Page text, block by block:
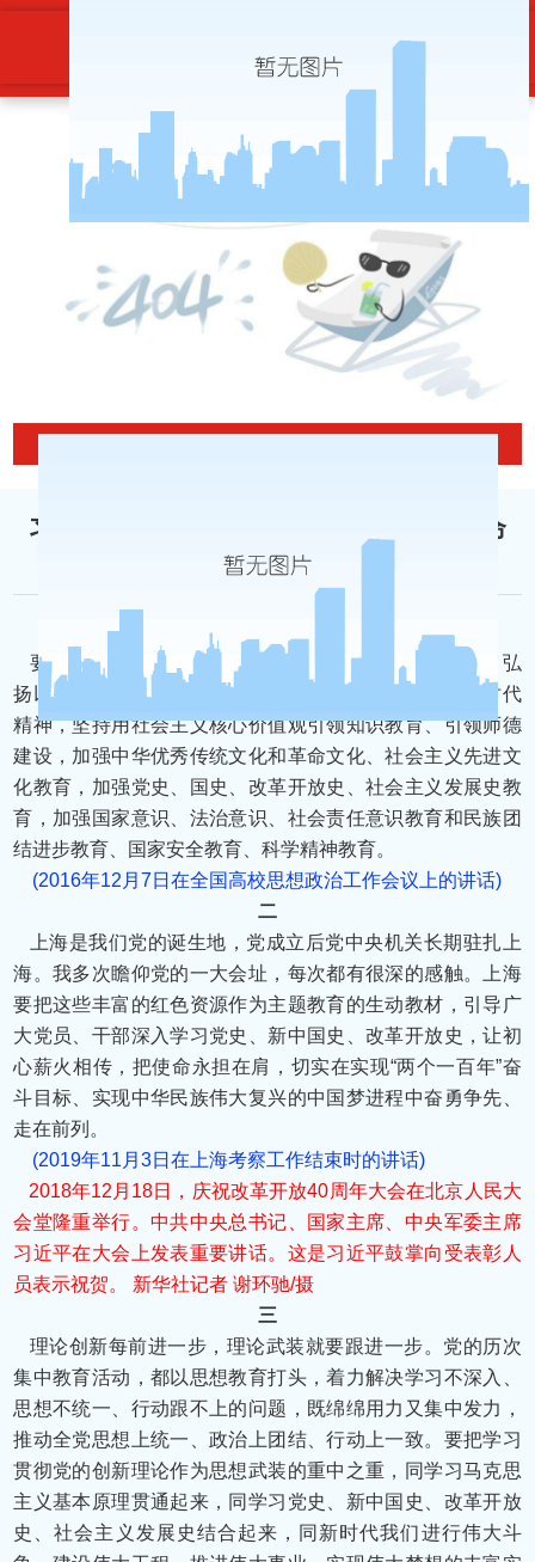
担使命-博天堂ag旗舰
习近平：学好“四史”，永葆初心、永担使命
来源：求是网 时间：2021-06-01 浏览量：22016
要把社会主义核心价值观贯穿于高校办学育人全过程，弘
扬以爱国主义为核心的民族精神和以改革创新为核心的时代
精神，坚持用社会主义核心价值观引领知识教育、引领师德
建设，加强中华优秀传统文化和革命文化、社会主义先进文
化教育，加强党史、国史、改革开放史、社会主义发展史教
育，加强国家意识、法治意识、社会责任意识教育和民族团
结进步教育、国家安全教育、科学精神教育。
(2016年12月7日在全国高校思想政治工作会议上的讲话)
二
上海是我们党的诞生地，党成立后党中央机关长期驻扎上
海。我多次瞻仰党的一大会址，每次都有很深的感触。上海
要把这些丰富的红色资源作为主题教育的生动教材，引导广
大党员、干部深入学习党史、新中国史、改革开放史，让初
心薪火相传，把使命永担在肩，切实在实现“两个一百年”奋
斗目标、实现中华民族伟大复兴的中国梦进程中奋勇争先、
走在前列。
(2019年11月3日在上海考察工作结束时的讲话)
2018年12月18日，庆祝改革开放40周年大会在北京人民大
会堂隆重举行。中共中央总书记、国家主席、中央军委主席
习近平在大会上发表重要讲话。这是习近平鼓掌向受表彰人
员表示祝贺。 新华社记者 谢环驰/摄
三
理论创新每前进一步，理论武装就要跟进一步。党的历次
集中教育活动，都以思想教育打头，着力解决学习不深入、
思想不统一、行动跟不上的问题，既绵绵用力又集中发力，
推动全党思想上统一、政治上团结、行动上一致。要把学习
贯彻党的创新理论作为思想武装的重中之重，同学习马克思
主义基本原理贯通起来，同学习党史、新中国史、改革开放
史、社会主义发展史结合起来，同新时代我们进行伟大斗